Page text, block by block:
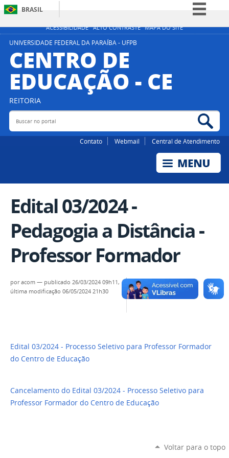
ACESSIBILIDADE ALTO CONTRASTE MAPA DO SITE
BRASIL
Simplifique!
Acesso à informação
Legislação
UNIVERSIDADE FEDERAL DA PARAÍBA - UFPB
CENTRO DE
EDUCAÇÃO - CE
REITORIA
Buscar no portal
Contato Webmail Central de Atendimento
Edital 03/2024 -
Pedagogia a Distância -
Professor Formador
poracom — publicado 26/03/2024 09h11,
última modificação 06/05/2024 21h30
Edital 03/2024 - Processo Seletivo para Professor Formador
do Centro de Educação
Cancelamento do Edital 03/2024 - Processo Seletivo para
Professor Formador do Centro de Educação
Voltar para o topo